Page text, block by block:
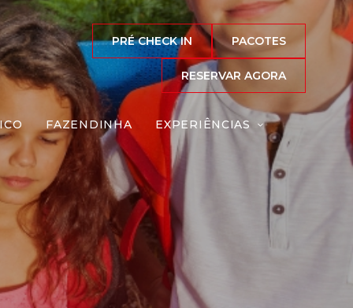
PRÉ CHECK IN PACOTES
RESERVAR AGORA
FAZENDINHA EXPERIÊNCIAS